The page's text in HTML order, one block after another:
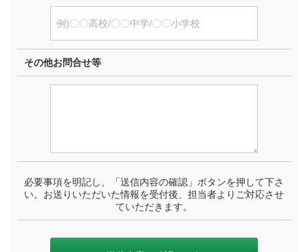
その他お問合せ等
必要事項を明記し、「送信内容の確認」ボタンを押して下さ
い。お送りいただいた情報を受付後、担当者よりご対応させ
ていただきます。